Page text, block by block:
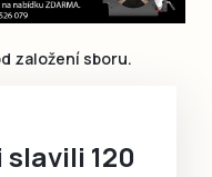
založení sboru.
120